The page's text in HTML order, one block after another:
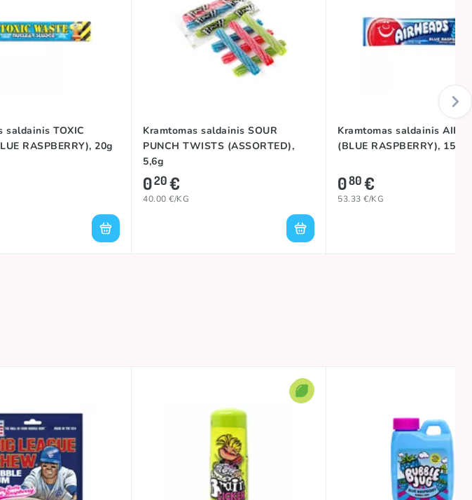
saldainis TOXIC
RASPBERRY), 20g
Kramtomas saldainis SOUR
PUNCH TWISTS (ASSORTED),
5,6g
020€
40.00 €/KG
Kramtomas saldainis
(BLUE RASPBERRY), 15,6g
080€
53.33 €/KG